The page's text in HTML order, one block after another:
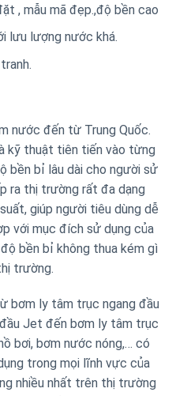
, mẫu mã đẹp.,độ bền cao
lưu lượng nước khá.
nước đến từ Trung Quốc.
kỹ thuật tiên tiến vào từng
bền bỉ lâu dài cho người sử
ra thị trường rất đa dạng
giúp người tiêu dùng dễ
với mục đích sử dụng của
bền bỉ không thua kém gì
trường.
bơm ly tâm trục ngang đầu
Jet đến bơm ly tâm trục
bơi, bơm nước nóng,… có
trong mọi lĩnh vực của
nhiều nhất trên thị trường